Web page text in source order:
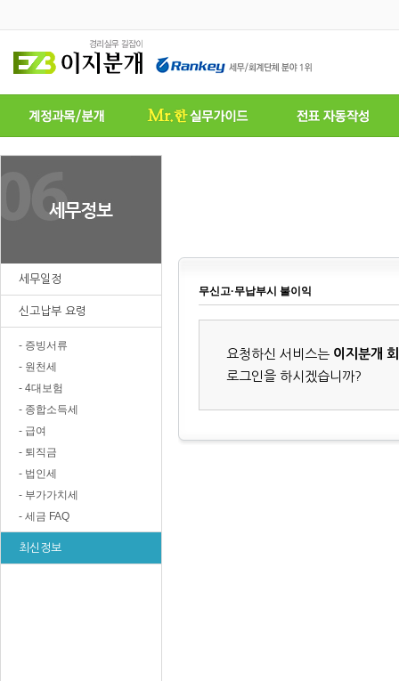
세무일정
신고납부 요령
- 증빙서류
- 원천세
- 4대보험
- 종합소득세
- 급여
- 퇴직금
- 법인세
- 부가가치세
- 세금 FAQ
최신정보
무신고·무납부시 불이익
요청하신 서비스는 이지분개
로그인을 하시겠습니까?